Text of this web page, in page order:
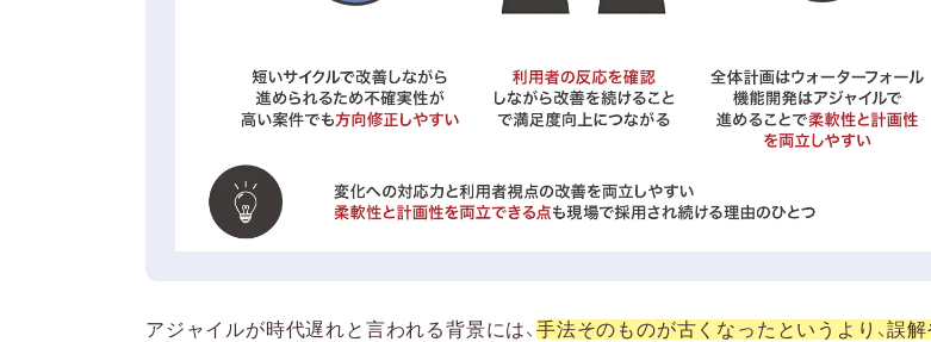
アジャイルが時代遅れと言われる背景には、 手法そのものが古くなったというより、誤